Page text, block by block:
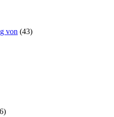
von (43)